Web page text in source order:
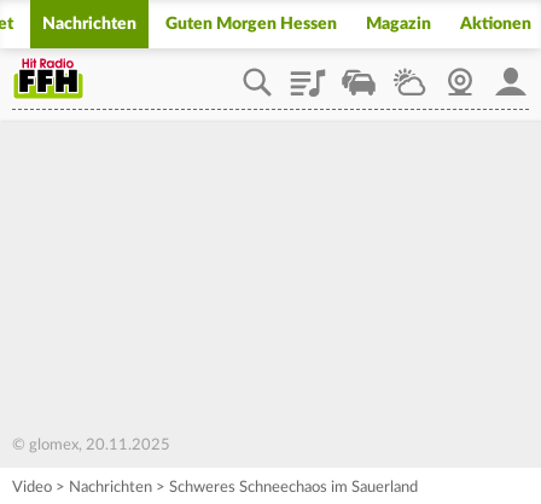
Nachrichten Guten Morgen Hessen Magazin Aktionen
PlaylistStaupilotWetterWebcam
© glomex, 20.11.2025
Video > Nachrichten > Schweres Schneechaos im Sauerland